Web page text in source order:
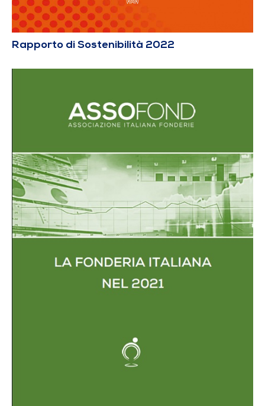
Rapporto di Sostenibilità 2022